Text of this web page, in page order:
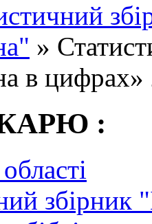
»
в цифрах»
: